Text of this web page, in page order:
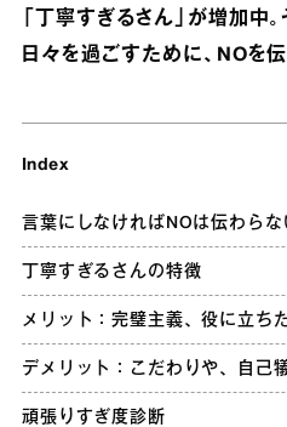
「丁寧すぎるさん」が増加中
日々を過ごすために、NOを
Index
言葉にしなければNOは伝わらな
丁寧すぎるさんの特徴
メリット：完璧主義、役に立ち
デメリット：こだわりや、自己
頑張りすぎ度診断